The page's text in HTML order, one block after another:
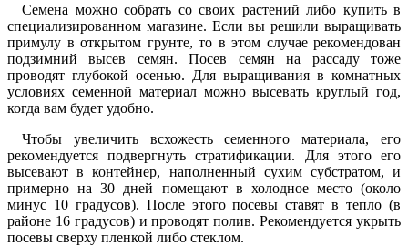
Семена можно собрать со своих растений либо купить в
специализированном магазине. Если вы решили выращивать
примулу в открытом грунте, то в этом случае рекомендован
подзимний высев семян. Посев семян на рассаду тоже
проводят глубокой осенью. Для выращивания в комнатных
условиях семенной материал можно высевать круглый год,
когда вам будет удобно.
Чтобы увеличить всхожесть семенного материала, его
рекомендуется подвергнуть стратификации. Для этого его
высевают в контейнер, наполненный сухим субстратом, и
примерно на 30 дней помещают в холодное место (около
минус 10 градусов). После этого посевы ставят в тепло (в
районе 16 градусов) и проводят полив. Рекомендуется укрыть
посевы сверху пленкой либо стеклом.